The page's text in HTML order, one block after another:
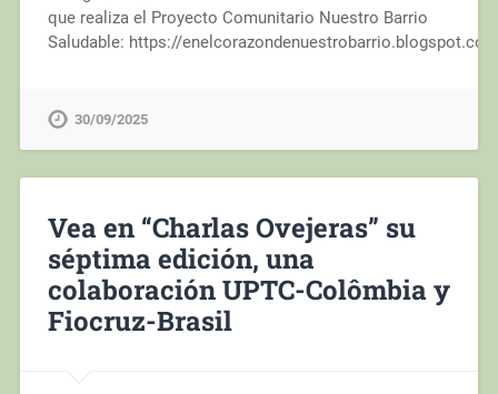
que realiza el Proyecto Comunitario Nuestro Barrio
Saludable: https://
30/09/2025
Vea en “Charlas Ovejeras” su
séptima edición, una
colaboración UPTC-Colômbia y
Fiocruz-Brasil